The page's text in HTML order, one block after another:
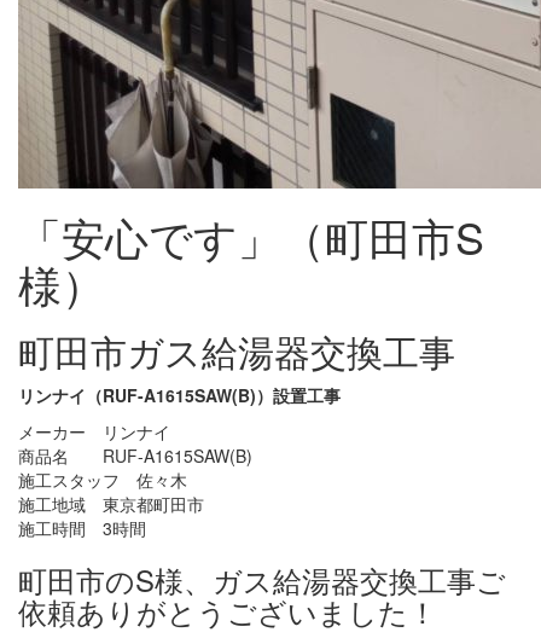
「安心です」（町田市S
様）
町田市ガス給湯器交換工事
リンナイ（RUF-A1615SAW(B)）設置工事
メーカー リンナイ
商品名 RUF-A1615SAW(B)
施工スタッフ 佐々木
施工地域 東京都町田市
施工時間 3時間
町田市のS様、ガス給湯器交換工事ご
依頼ありがとうございました！